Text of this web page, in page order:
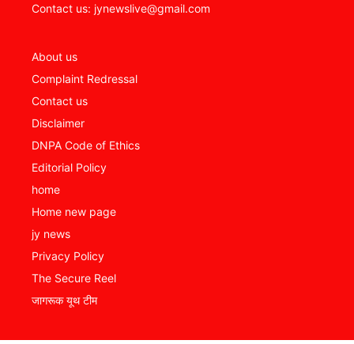
Contact us: jynewslive@gmail.com
About us
Complaint Redressal
Contact us
Disclaimer
DNPA Code of Ethics
Editorial Policy
home
Home new page
jy news
Privacy Policy
The Secure Reel
जागरूक यूथ टीम